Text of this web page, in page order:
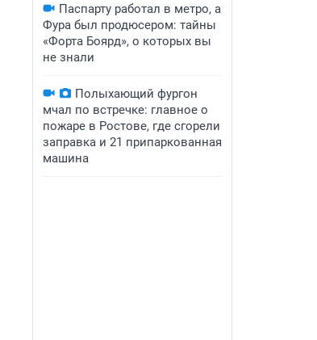
Паспарту работал в метро, а
Фура был продюсером: тайны
«Форта Боярд», о которых вы
не знали
Полыхающий фургон
мчал по встречке: главное о
пожаре в Ростове, где сгорели
заправка и 21 припаркованная
машина